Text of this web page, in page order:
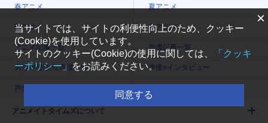
春アニメ 夏アニメ
秋アニメ 冬アニメ
アニメ記事一覧 声優記事一覧
男性声優/女性声優一覧 声優×インタビュー
声優×レポート
アニメイトタイムズについて
×
当サイトでは、サイトの利便性向上のため、クッキー
(Cookie)を使用しています。
サイトのクッキー(Cookie)の使用に関しては、
「クッキ
ーポリシー」をお読みください。
同意する